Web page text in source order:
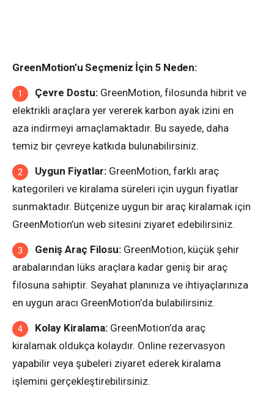
GreenMotion’u Seçmeniz İçin 5 Neden:
Çevre Dostu: GreenMotion, filosunda hibrit ve
elektrikli araçlara yer vererek karbon ayak izini en
aza indirmeyi amaçlamaktadır. Bu sayede, daha
temiz bir çevreye katkıda bulunabilirsiniz.
Uygun Fiyatlar: GreenMotion, farklı araç
kategorileri ve kiralama süreleri için uygun fiyatlar
sunmaktadır. Bütçenize uygun bir araç kiralamak için
GreenMotion’un web sitesini ziyaret edebilirsiniz.
Geniş Araç Filosu: GreenMotion, küçük şehir
arabalarından lüks araçlara kadar geniş bir araç
filosuna sahiptir. Seyahat planınıza ve ihtiyaçlarınıza
en uygun aracı GreenMotion’da bulabilirsiniz.
Kolay Kiralama: GreenMotion’da araç
kiralamak oldukça kolaydır. Online rezervasyon
yapabilir veya şubeleri ziyaret ederek kiralama
işlemini gerçekleştirebilirsiniz.